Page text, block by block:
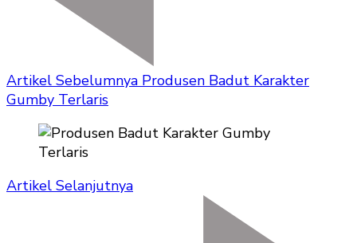
Artikel Sebelumnya Produsen Badut Karakter
Gumby Terlaris
Artikel Selanjutnya